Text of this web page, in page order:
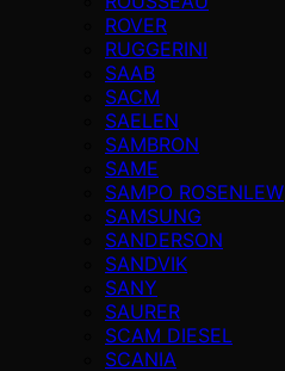
ROVER
RUGGERINI
SAAB
SACM
SAELEN
SAMBRON
SAME
SAMPO ROSENLEW
SAMSUNG
SANDERSON
SANDVIK
SANY
SAURER
SCAM DIESEL
SCANIA